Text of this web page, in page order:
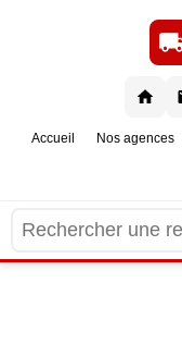
Accueil Nos agences